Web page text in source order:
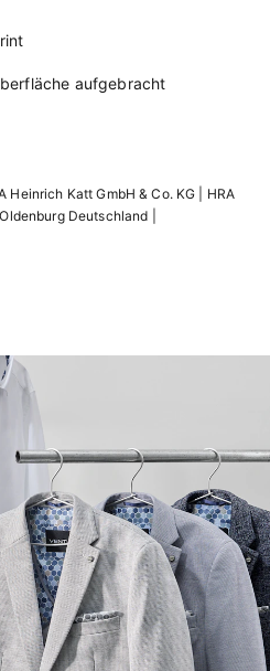
aufgebracht
Heinrich Katt GmbH & Co. KG | HRA
Deutschland |